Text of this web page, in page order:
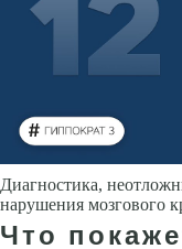
Диагностика,
нарушения мозгового
Что